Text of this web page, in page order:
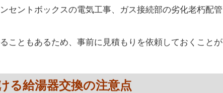
セントボックスの電気工事、ガス接続部の劣化老朽配管
こともあるため、事前に見積もりを依頼しておくことが
る給湯器交換の注意点